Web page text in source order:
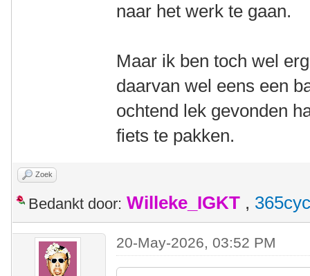
naar het werk te gaan.
Maar ik ben toch wel
daarvan wel eens een
ochtend lek gevonden
fiets te pakken.
Zoek
Bedankt door: Willeke_IGKT ,
20-May-2026, 03:52 PM